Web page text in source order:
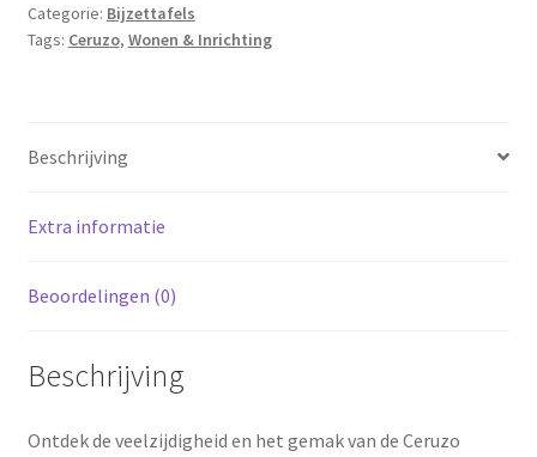
-
Verstelbaar
-
80x40cm
Categorie: Bijzettafels
Tags: Ceruzo, Wonen & Inrichting
Beschrijving
Extra informatie
Beoordelingen (0)
Beschrijving
Ontdek de veelzijdigheid en het gemak van de Ceruzo